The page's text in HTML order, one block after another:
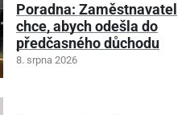
Poradna: Zaměstnavatel
chce, abych odešla do
předčasného důchodu
8. srpna 2026